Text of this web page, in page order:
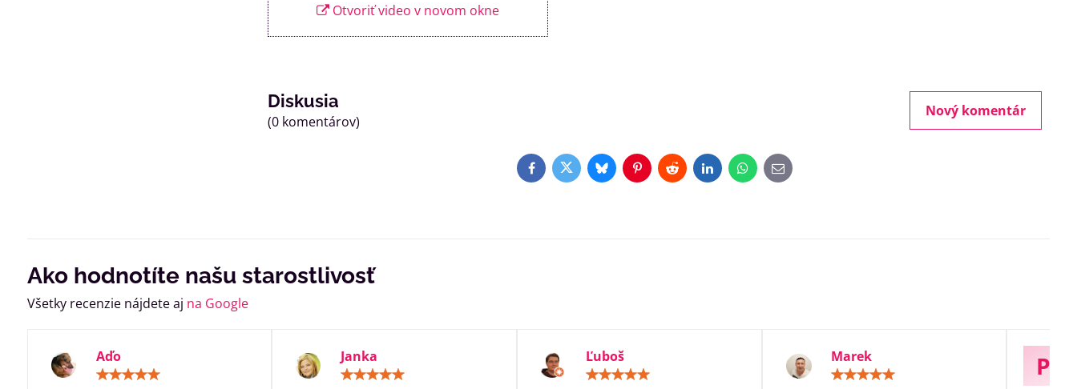
Otvoriť video v novom okne
Diskusia
(0 komentárov)
Nový komentár
FacebookTwitterBlueskyPinterestRedditLinkedInWhatsApp
E-
mail
Ako hodnotíte našu starostlivosť
Všetky recenzie nájdete aj na Google
Aďo
Janka
Ľuboš
Marek
P